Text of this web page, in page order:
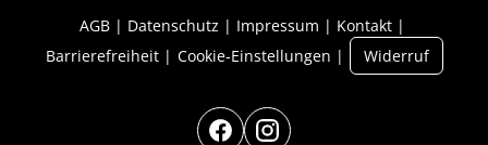
AGB Datenschutz Impressum
Kontakt
Barrierefreiheit
Cookie-Einstellungen Widerruf